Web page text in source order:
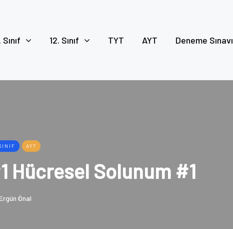
Sınıf 12. Sınıf TYT AYT Deneme Sınavı
AYT
Hücresel Solunum #1
Önal